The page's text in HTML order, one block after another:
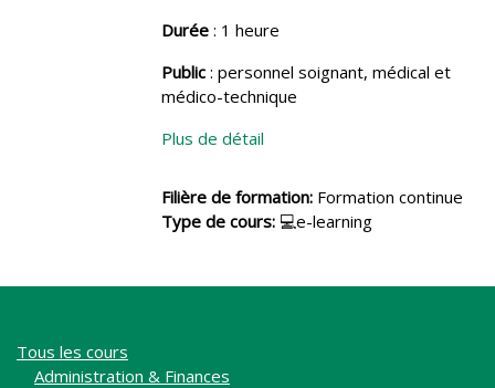
Durée : 1 heure
Public : personnel soignant, médical et
médico-technique
Plus de détail
Filière de formation: Formation continue
Type de cours: 💻e-learning
Tous les cours
Administration & Finances